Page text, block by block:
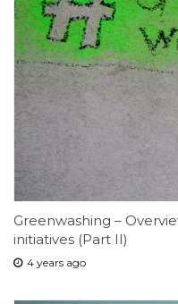
Greenwashing –
initiatives (Part II)
4 years ago